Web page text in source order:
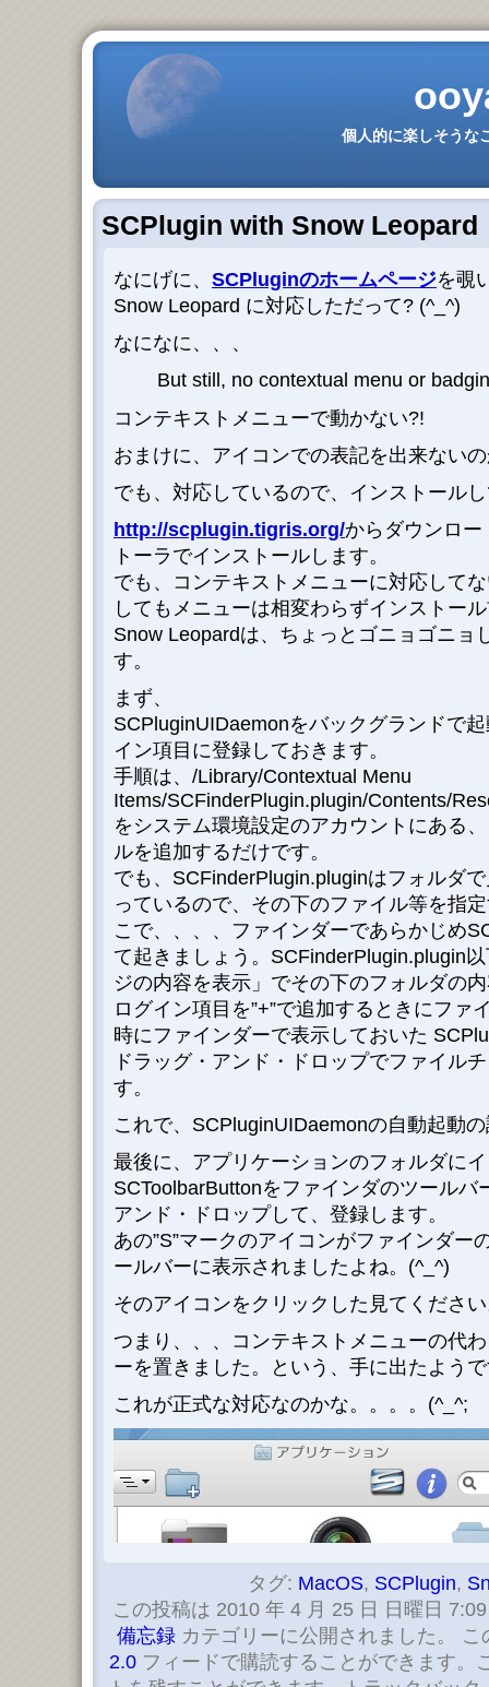
個人的に楽しそうな
SCPlugin with Snow Leopard
なにげに、 SCPluginのホームページを覗
Snow Leopard に対応しただって? (^_^)
なになに、、、
But still, no contextual menu or
コンテキストメニューで動かない?!
おまけに、アイコンでの表記を出来ない
でも、対応しているので、インストール
http://scplugin.tigris.org/からダウンロ
トーラでインストールします。
でも、コンテキストメニューに対応して
してもメニューは相変わらずインストー
Snow Leopardは、ちょっとゴニョゴニョ
す。
まず、
SCPluginUIDaemonをバックグランドで
イン項目に登録しておきます。
手順は、/Library/Contextual Menu
Items/SCFinderPlugin.plugin/Contents/
をシステム環境設定のアカウントにある
ルを追加するだけです。
でも、SCFinderPlugin.pluginはフォルダ
っているので、その下のファイル等を指
こで、、、、ファインダーであらかじめ​
て起きましょう。SCFinderPlugin.plugin
ジの内容を表示」でその下のフォルダの
ログイン項目を”+”で追加するときにファ
時にファインダーで表示しておいた
ドラッグ・アンド・ドロップでファイル
す。
これで、SCPluginUIDaemonの自動起動
最後に、アプリケーションのフォルダに
SCToolbarButtonをファインダのツールバ
アンド・ドロップして、登録します。
あの”S”マークのアイコンがファインダー
ールバーに表示されましたよね。(^_^)
そのアイコンをクリックした見てくださ
つまり、、、コンテキストメニューの代
ーを置きました。という、手に出たよう
これが正式な対応なのかな。。。。(^_^;
タグ: MacOS, SCPlugin,
この投稿は 2010 年 4 月 25 日 日曜日
備忘録 カテゴリーに公開されました。
2.0 フィードで購読することができます。